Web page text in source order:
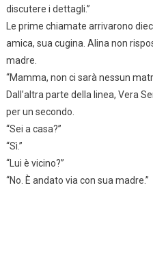
discutere i dettagli.”
Le prime chiamate arrivarono
amica, sua cugina. Alina non
madre.
“Mamma, non ci sarà nessun
Dall’altra parte della linea, Vera
per un secondo.
“Sei a casa?”
“Sì.”
“Lui è vicino?”
“No. È andato via con sua madre.”